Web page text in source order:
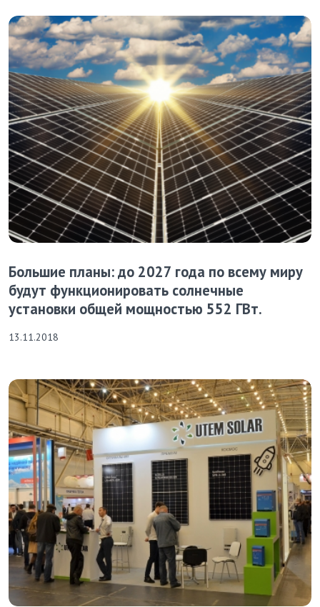
Большие планы: до 2027 года по всему миру
будут функционировать солнечные
установки общей мощностью 552 ГВт.
13.11.2018